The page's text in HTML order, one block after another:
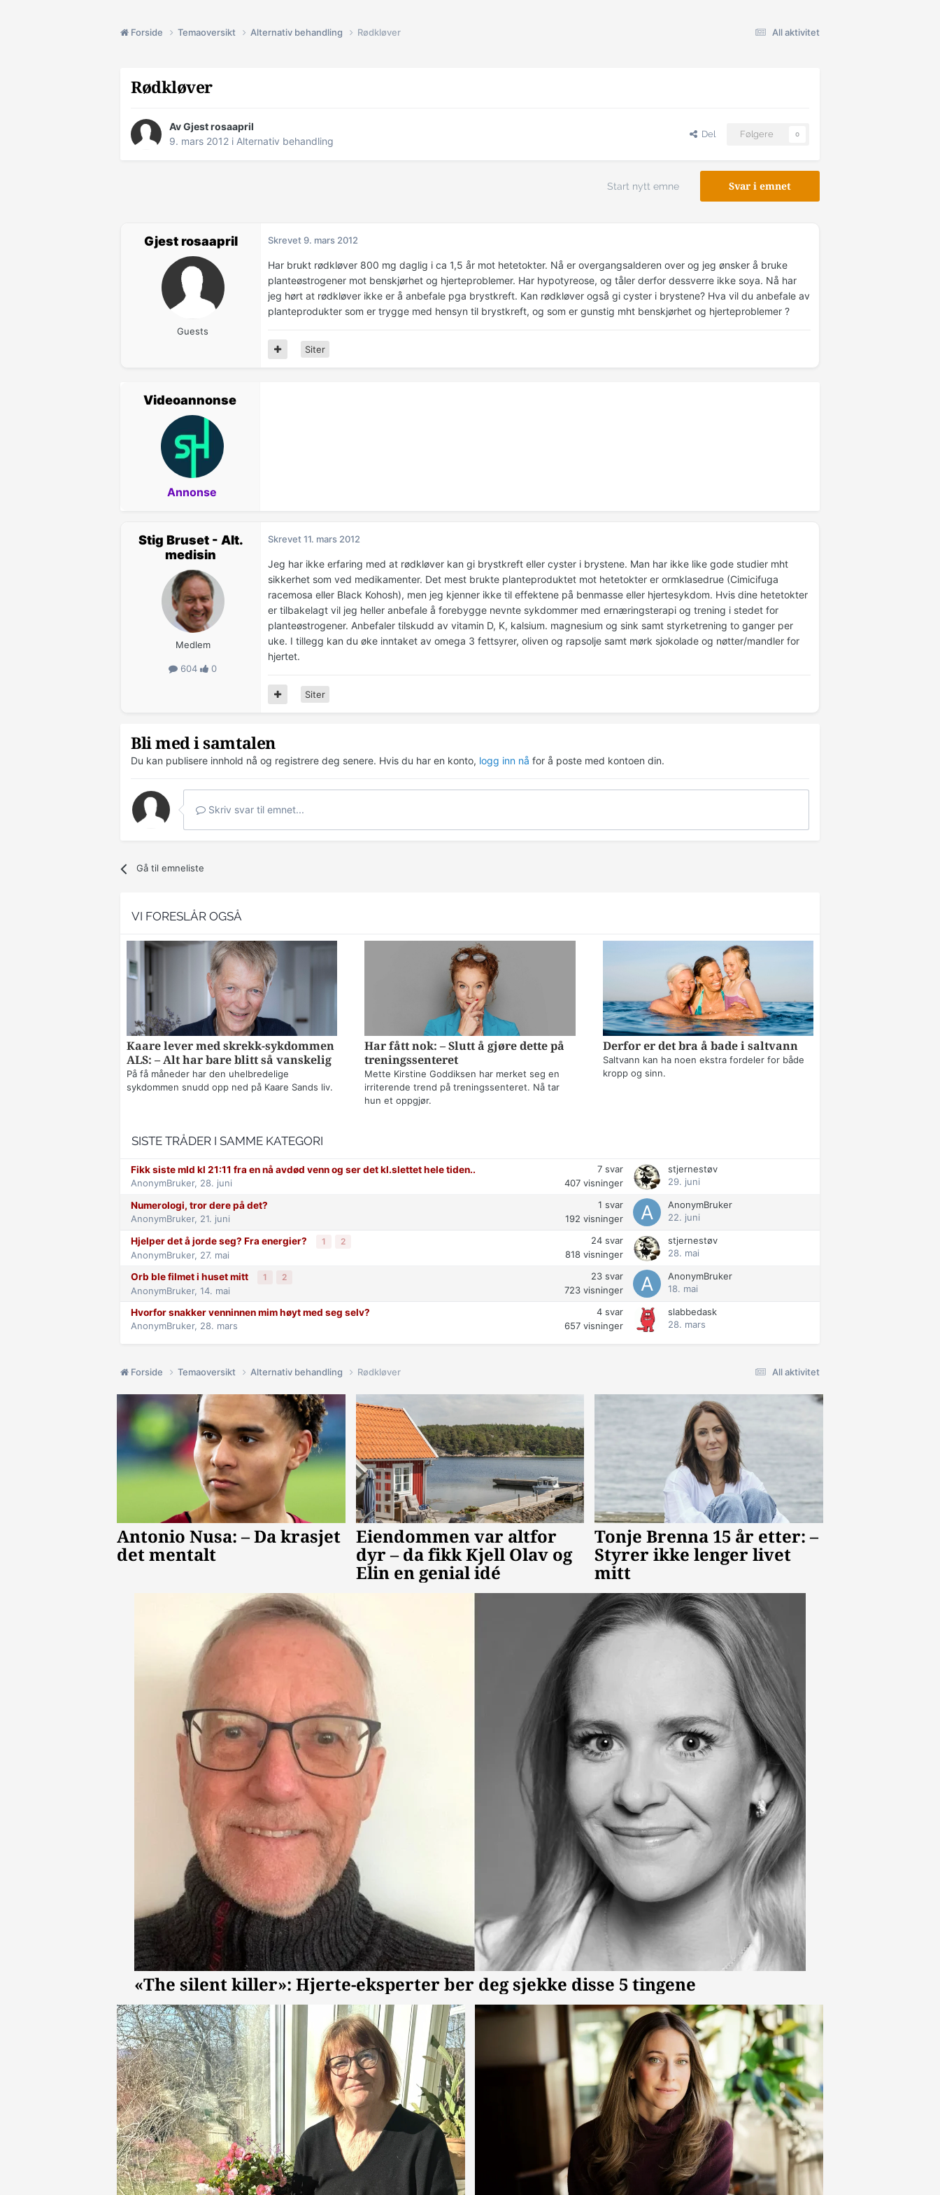
All aktivitet
Forside Temaoversikt Alternativ behandling Rødkløver
Rødkløver
Av Gjest rosaapril
9. mars 2012 i Alternativ behandling
Del Følgere 0
Svar i emnet
Start nytt emne
Gjest rosaapril
Guests
Skrevet9. mars 2012
Har brukt rødkløver 800 mg daglig i ca 1,5 år mot hetetokter. Nå er overgangsalderen over og jeg ønsker å bruke
planteøstrogener mot benskjørhet og hjerteproblemer. Har hypotyreose, og tåler derfor dessverre ikke soya. Nå har
jeg hørt at rødkløver ikke er å anbefale pga brystkreft. Kan rødkløver også gi cyster i brystene? Hva vil du anbefale av
planteprodukter som er trygge med hensyn til brystkreft, og som er gunstig mht benskjørhet og hjerteproblemer ?
Siter
Videoannonse
Annonse
Stig Bruset - Alt.
medisin
Medlem
604 0
Skrevet11. mars 2012
Jeg har ikke erfaring med at rødkløver kan gi brystkreft eller cyster i brystene. Man har ikke like gode studier mht
sikkerhet som ved medikamenter. Det mest brukte planteproduktet mot hetetokter er ormklasedrue (Cimicifuga
racemosa eller Black Kohosh), men jeg kjenner ikke til effektene på benmasse eller hjertesykdom. Hvis dine hetetokter
er tilbakelagt vil jeg heller anbefale å forebygge nevnte sykdommer med ernæringsterapi og trening i stedet for
planteøstrogener. Anbefaler tilskudd av vitamin D, K, kalsium. magnesium og sink samt styrketrening to ganger per
uke. I tillegg kan du øke inntaket av omega 3 fettsyrer, oliven og rapsolje samt mørk sjokolade og nøtter/mandler for
hjertet.
Siter
Bli med i samtalen
Du kan publisere innhold nå og registrere deg senere. Hvis du har en konto, logg inn nå for å poste med kontoen din.
Skriv svar til emnet...
Gå til emneliste
VI FORESLÅR OGSÅ
Kaare lever med skrekk-sykdommen
ALS: – Alt har bare blitt så vanskelig
På få måneder har den uhelbredelige
sykdommen snudd opp ned på Kaare Sands liv.
Har fått nok: – Slutt å gjøre dette på
treningssenteret
Mette Kirstine Goddiksen har merket seg en
irriterende trend på treningssenteret. Nå tar
hun et oppgjør.
Derfor er det bra å bade i saltvann
Saltvann kan ha noen ekstra fordeler for både
kropp og sinn.
SISTE TRÅDER I SAMME KATEGORI
Fikk siste mld kl 21:11 fra en nå avdød venn og ser det kl.slettet hele tiden..
AnonymBruker, 28. juni
7 svar
407 visninger
stjernestøv
29. juni
Numerologi, tror dere på det?
AnonymBruker, 21. juni
1 svar
192 visninger
AnonymBruker
22. juni
Hjelper det å jorde seg? Fra energier? 1 2
AnonymBruker, 27. mai
24 svar
818 visninger
stjernestøv
28. mai
Orb ble filmet i huset mitt 1 2
AnonymBruker, 14. mai
23 svar
723 visninger
AnonymBruker
18. mai
Hvorfor snakker venninnen mim høyt med seg selv?
AnonymBruker, 28. mars
4 svar
657 visninger
slabbedask
28. mars
All aktivitet
Forside Temaoversikt Alternativ behandling Rødkløver